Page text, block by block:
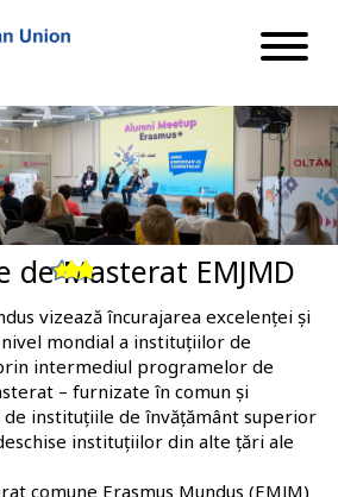
de Masterat EMJMD
vizează încurajarea excelenței și
mondial a instituțiilor de
intermediul programelor de
– furnizate în comun și
de instituțiile de învățământ superior
instituțiilor din alte țări ale
comune Erasmus Mundus (EMJM)